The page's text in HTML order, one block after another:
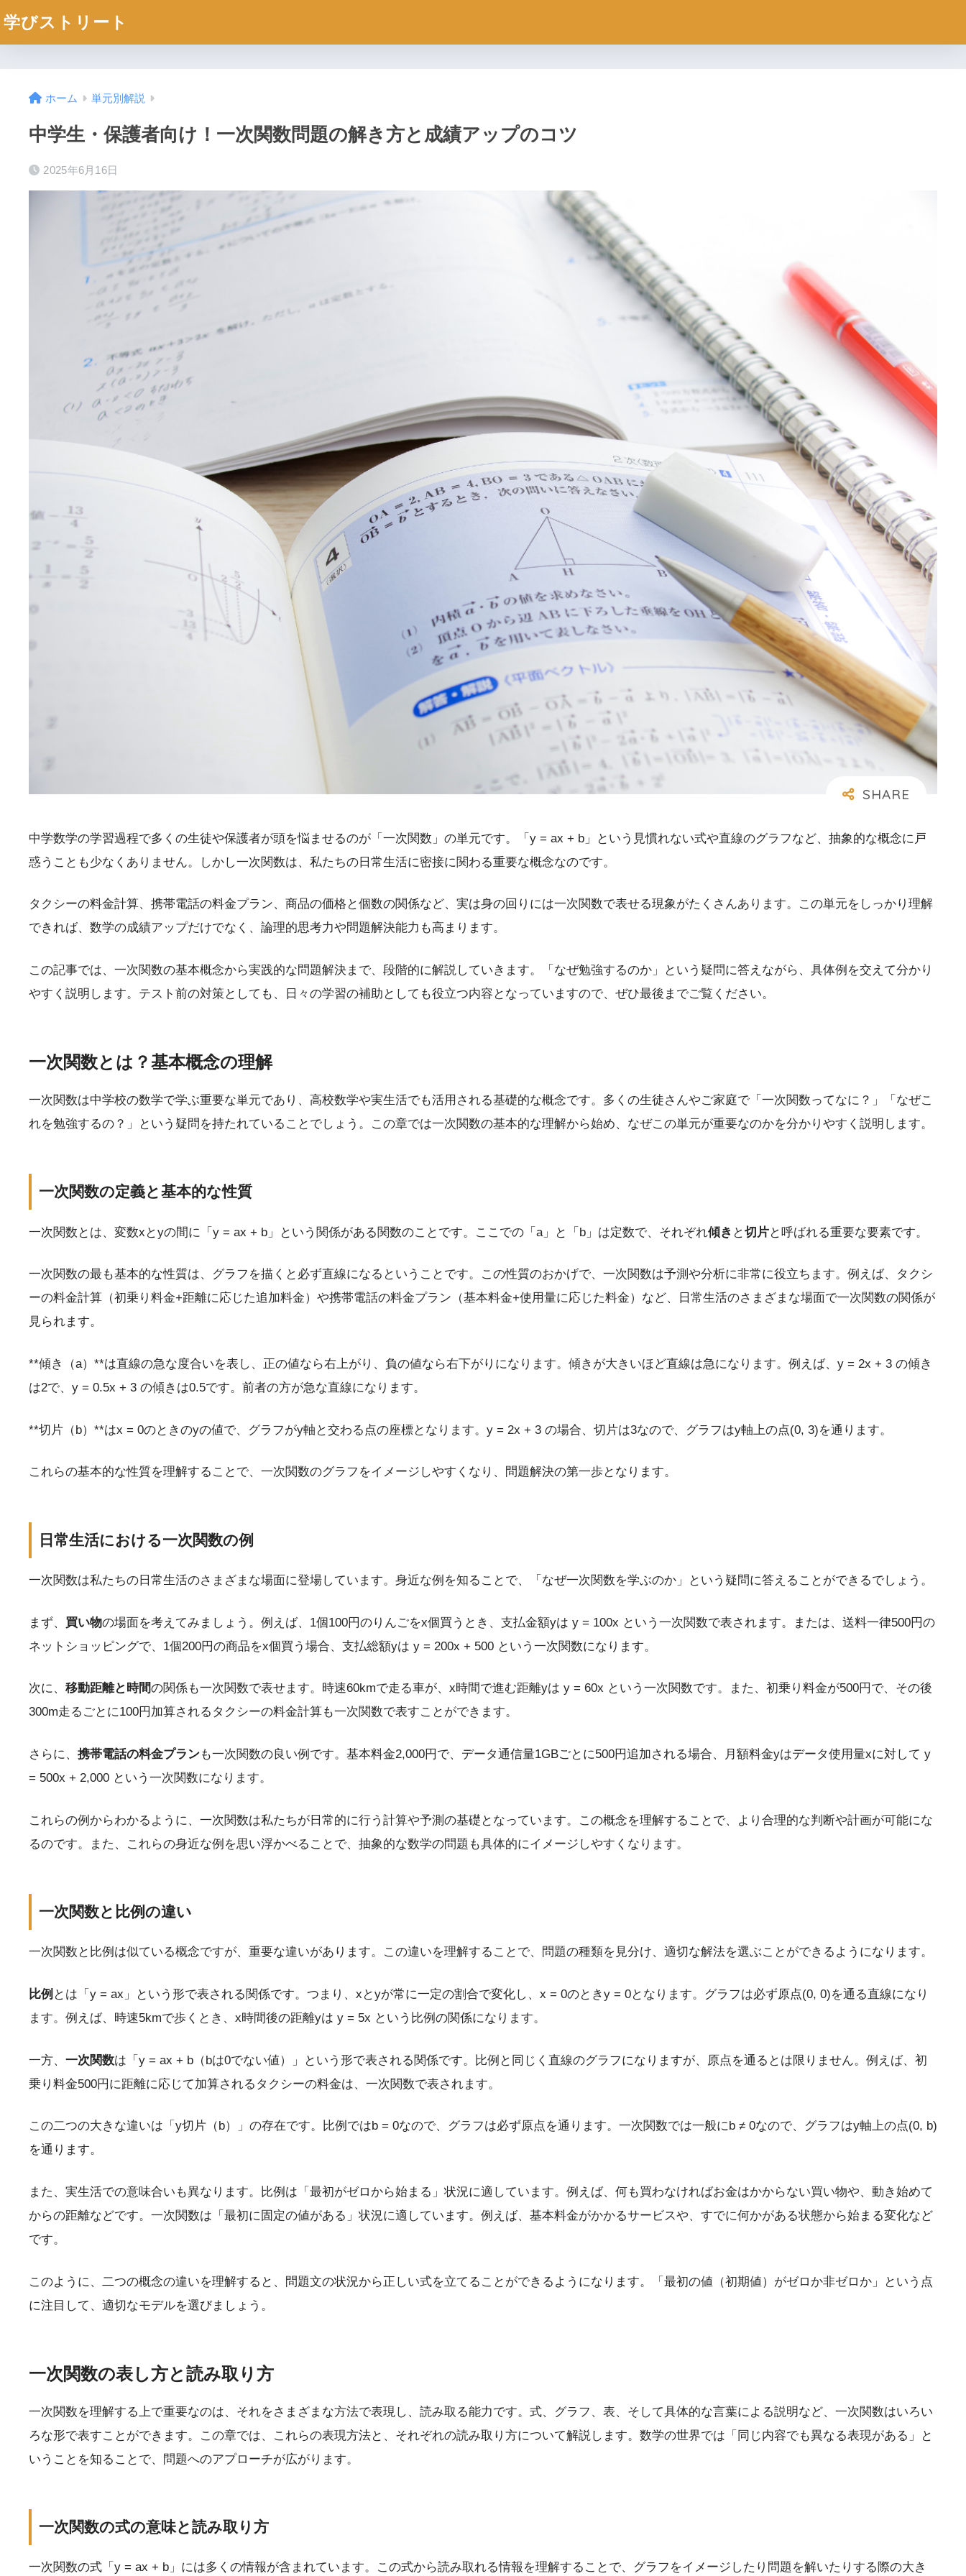
学びストリート
ホーム 単元別解説
中学生・保護者向け！一次関数問題の解き方と成績アップのコツ
2025年6月16日
中学数学の学習過程で多くの生徒や保護者が頭を悩ませるのが「一次関数」の単元です。「y = ax + b」という見慣れない式や直線のグラフなど、抽象的な概念に戸
惑うことも少なくありません。しかし一次関数は、私たちの日常生活に密接に関わる重要な概念なのです。
タクシーの料金計算、携帯電話の料金プラン、商品の価格と個数の関係など、実は身の回りには一次関数で表せる現象がたくさんあります。この単元をしっかり理解
できれば、数学の成績アップだけでなく、論理的思考力や問題解決能力も高まります。
この記事では、一次関数の基本概念から実践的な問題解決まで、段階的に解説していきます。「なぜ勉強するのか」という疑問に答えながら、具体例を交えて分かり
やすく説明します。テスト前の対策としても、日々の学習の補助としても役立つ内容となっていますので、ぜひ最後までご覧ください。
一次関数とは？基本概念の理解
一次関数は中学校の数学で学ぶ重要な単元であり、高校数学や実生活でも活用される基礎的な概念です。多くの生徒さんやご家庭で「一次関数ってなに？」「なぜこ
れを勉強するの？」という疑問を持たれていることでしょう。この章では一次関数の基本的な理解から始め、なぜこの単元が重要なのかを分かりやすく説明します。
一次関数の定義と基本的な性質
一次関数とは、変数xとyの間に「y = ax + b」という関係がある関数のことです。ここでの「a」と「b」は定数で、それぞれ傾き と切片と呼ばれる重要な要素です。
一次関数の最も基本的な性質は、グラフを描くと必ず直線になるということです。この性質のおかげで、一次関数は予測や分析に非常に役立ちます。例えば、タクシ
ーの料金計算（初乗り料金+距離に応じた追加料金）や携帯電話の料金プラン（基本料金+使用量に応じた料金）など、日常生活のさまざまな場面で一次関数の関係が
見られます。
**傾き（a）**は直線の急な度合いを表し、正の値なら右上がり、負の値なら右下がりになります。傾きが大きいほど直線は急になります。例えば、y = 2x + 3 の傾き
は2で、y = 0.5x + 3 の傾きは0.5です。前者の方が急な直線になります。
**切片（b）**はx = 0のときのyの値で、グラフがy軸と交わる点の座標となります。y = 2x + 3 の場合、切片は3なので、グラフはy軸上の点(0, 3)を通ります。
これらの基本的な性質を理解することで、一次関数のグラフをイメージしやすくなり、問題解決の第一歩となります。
日常生活における一次関数の例
一次関数は私たちの日常生活のさまざまな場面に登場しています。身近な例を知ることで、「なぜ一次関数を学ぶのか」という疑問に答えることができるでしょう。
まず、 買い物の場面を考えてみましょう。例えば、1個100円のりんごをx個買うとき、支払金額yは y = 100x という一次関数で表されます。または、送料一律500円の
ネットショッピングで、1個200円の商品をx個買う場合、支払総額yは y = 200x + 500 という一次関数になります。
次に、 移動距離と時間の関係も一次関数で表せます。時速60kmで走る車が、x時間で進む距離yは y = 60x という一次関数です。また、初乗り料金が500円で、その後
300m走るごとに100円加算されるタクシーの料金計算も一次関数で表すことができます。
さらに、 携帯電話の料金プランも一次関数の良い例です。基本料金2,000円で、データ通信量1GBごとに500円追加される場合、月額料金yはデータ使用量xに対して y
= 500x + 2,000 という一次関数になります。
これらの例からわかるように、一次関数は私たちが日常的に行う計算や予測の基礎となっています。この概念を理解することで、より合理的な判断や計画が可能にな
るのです。また、これらの身近な例を思い浮かべることで、抽象的な数学の問題も具体的にイメージしやすくなります。
一次関数と比例の違い
一次関数と比例は似ている概念ですが、重要な違いがあります。この違いを理解することで、問題の種類を見分け、適切な解法を選ぶことができるようになります。
比例 とは「y = ax」という形で表される関係です。つまり、xとyが常に一定の割合で変化し、x = 0のときy = 0となります。グラフは必ず原点(0, 0)を通る直線になり
ます。例えば、時速5kmで歩くとき、x時間後の距離yは y = 5x という比例の関係になります。
一方、 一次関数は「y = ax + b（bは0でない値）」という形で表される関係です。比例と同じく直線のグラフになりますが、原点を通るとは限りません。例えば、初
乗り料金500円に距離に応じて加算されるタクシーの料金は、一次関数で表されます。
この二つの大きな違いは「y切片（b）」の存在です。比例ではb = 0なので、グラフは必ず原点を通ります。一次関数では一般にb ≠ 0なので、グラフはy軸上の点(0, b)
を通ります。
また、実生活での意味合いも異なります。比例は「最初がゼロから始まる」状況に適しています。例えば、何も買わなければお金はかからない買い物や、動き始めて
からの距離などです。一次関数は「最初に固定の値がある」状況に適しています。例えば、基本料金がかかるサービスや、すでに何かがある状態から始まる変化など
です。
このように、二つの概念の違いを理解すると、問題文の状況から正しい式を立てることができるようになります。「最初の値（初期値）がゼロか非ゼロか」という点
に注目して、適切なモデルを選びましょう。
一次関数の表し方と読み取り方
一次関数を理解する上で重要なのは、それをさまざまな方法で表現し、読み取る能力です。式、グラフ、表、そして具体的な言葉による説明など、一次関数はいろい
ろな形で表すことができます。この章では、これらの表現方法と、それぞれの読み取り方について解説します。数学の世界では「同じ内容でも異なる表現がある」と
いうことを知ることで、問題へのアプローチが広がります。
一次関数の式の意味と読み取り方
一次関数の式「y = ax + b」には多くの情報が含まれています。この式から読み取れる情報を理解することで、グラフをイメージしたり問題を解いたりする際の大き